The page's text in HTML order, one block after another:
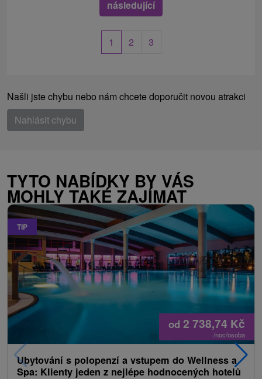
následující
1 2 3
Našli jste chybu nebo nám chcete doporučit novou atrakci
Nahlásit chybu
TYTO NABÍDKY BY VÁS
MOHLY TAKÉ ZAJÍMAT
TIP
od 2 738,74 Kč
/noc/osoba
Ubytování s polopenzí a vstupem do Wellness a
Spa: Klienty jeden z nejlépe hodnocených hotelů